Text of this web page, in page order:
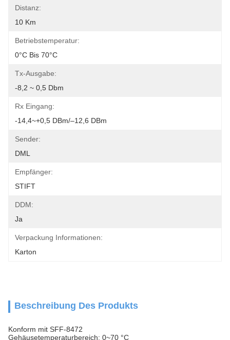
Distanz:
10 Km
Betriebstemperatur:
0°C Bis 70°C
Tx-Ausgabe:
-8,2 ~ 0,5 Dbm
Rx Eingang:
-14,4~+0,5 DBm/–12,6 DBm
Sender:
DML
Empfänger:
STIFT
DDM:
Ja
Verpackung Informationen:
Karton
Beschreibung Des Produkts
Konform mit SFF-8472
Gehäusetemperaturbereich: 0~70 °C